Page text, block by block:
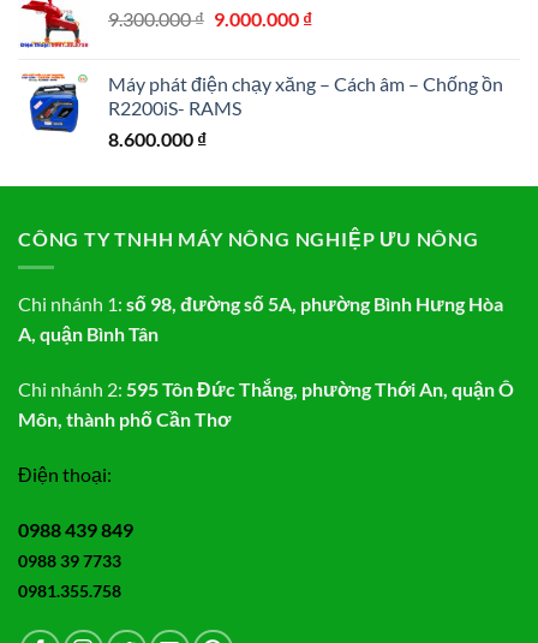
9.300.000₫ Giá
9.300.000 ₫.
9.000.000 ₫Giá
là:
Máy phát điện chạy xăng – Cách âm – Chống ồn
R2200iS- RAMS
8.600.000 ₫
CÔNG TY TNHH MÁY NÔNG NGHIỆP ƯU NÔNG
Chi nhánh 1: số 98, đường số 5A, phường Bình Hưng Hòa
A, quận Bình Tân
Chi nhánh 2: 595 Tôn Đức Thắng, phường Thới An, quận Ô
Môn, thành phố Cần Thơ
Điện thoại:
0988 439 849
0988 39 7733
0981.355.758